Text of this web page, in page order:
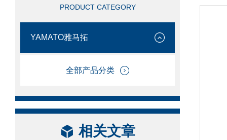
PRODUCT CATEGORY
YAMATO雅马拓
全部产品分类
相关文章